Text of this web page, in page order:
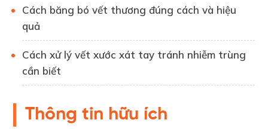
Cách băng bó vết thương đúng cách và hiệu
quả
Cách xử lý vết xước xát tay tránh nhiễm trùng
cần biết
Thông tin hữu ích